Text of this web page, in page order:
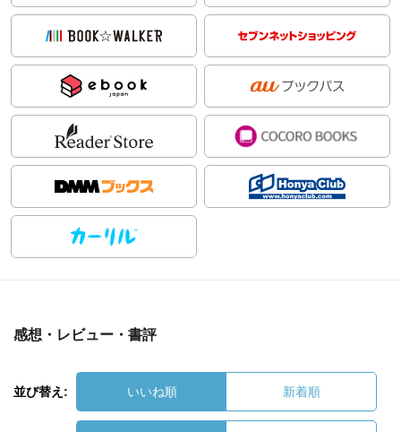
感想・レビュー・書評
並び替え: いいね順 新着順